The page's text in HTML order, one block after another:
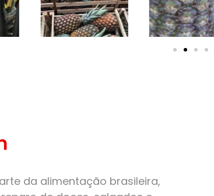
da alimentação brasileira,